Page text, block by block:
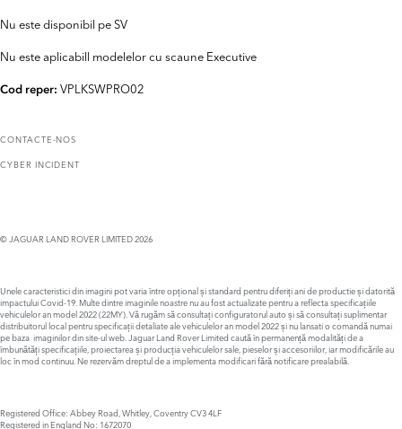
Nu este disponibil pe SV
Nu este aplicabill modelelor cu scaune Executive
Cod reper: VPLKSWPRO02
CONTACTE-NOS
CYBER INCIDENT
© JAGUAR LAND ROVER LIMITED 2026
Unele caracteristici din imagini pot varia între opțional și standard pentru diferiți ani de productie și datorită
impactului Covid-19. Multe dintre imaginile noastre nu au fost actualizate pentru a reflecta specificațiile
vehiculelor an model 2022 (22MY). Vă rugăm să consultați configuratorul auto și să consultați suplimentar
distribuitorul local pentru specificații detaliate ale vehiculelor an model 2022 și nu lansati o comandă numai
pe baza imaginilor din site-ul web. Jaguar Land Rover Limited caută în permanență modalități de a
îmbunătăți specificațiile, proiectarea și producția vehiculelor sale, pieselor și accesoriilor, iar modificările au
loc în mod continuu. Ne rezervăm dreptul de a implementa modificari fără notificare prealabilă.
Registered Office: Abbey Road, Whitley, Coventry CV3 4LF
Registered in England No: 1672070